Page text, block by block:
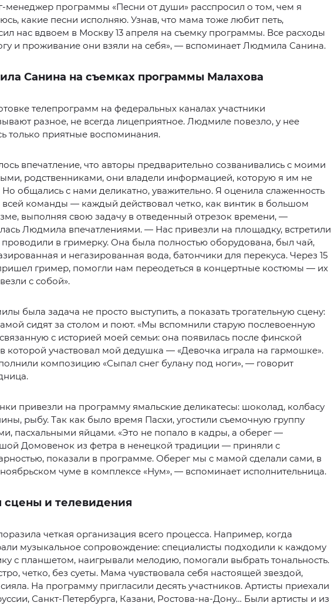
менеджер программы «Песни от души» расспросил о том, чем я
какие песни исполняю. Узнав, что мама тоже любит петь,
нас вдвоем в Москву 13 апреля на съемку программы. Все расходы
и проживание они взяли на себя», — вспоминает Людмила Санина.
Санина на съемках программы Малахова
телепрограмм на федеральных каналах участники
разное, не всегда лицеприятное. Людмиле повезло, у нее
только приятные воспоминания.
впечатление, что авторы предварительно созванивались с моими
родственниками, они владели информацией, которую я им не
Но общались с нами деликатно, уважительно. Я оценила слаженность
всей команды — каждый действовал четко, как винтик в большом
выполняя свою задачу в отведенный отрезок времени, —
Людмила впечатлениями. — Нас привезли на площадку, встретили
проводили в гримерку. Она была полностью оборудована, был чай,
и негазированная вода, батончики для перекуса. Через 15
гример, помогли нам переодеться в концертные костюмы — их
с собой».
была задача не просто выступить, а показать трогательную сцену:
сидят за столом и поют. «Мы вспомнили старую послевоенную
с историей моей семьи: она появилась после финской
которой участвовал мой дедушка — «Девочка играла на гармошке».
композицию «Сыпал снег булану под ноги», — говорит
привезли на программу ямальские деликатесы: шоколад, колбасу
рыбу. Так как было время Пасхи, угостили съемочную группу
пасхальными яйцами. «Это не попало в кадры, а оберег —
Домовенок из фетра в ненецкой традиции — приняли с
показали в программе. Оберег мы с мамой сделали сами, в
чуме в комплексе «Нум», — вспоминает исполнительница.
сцены и телевидения
четкая организация всего процесса. Например, когда
музыкальное сопровождение: специалисты подходили к каждому
с планшетом, наигрывали мелодию, помогали выбрать тональность.
четко, без суеты. Мама чувствовала себя настоящей звездой,
На программу пригласили десять участников. Артисты приехали
Санкт‑Петербурга, Казани, Ростова‑на‑Дону… Были артисты и из